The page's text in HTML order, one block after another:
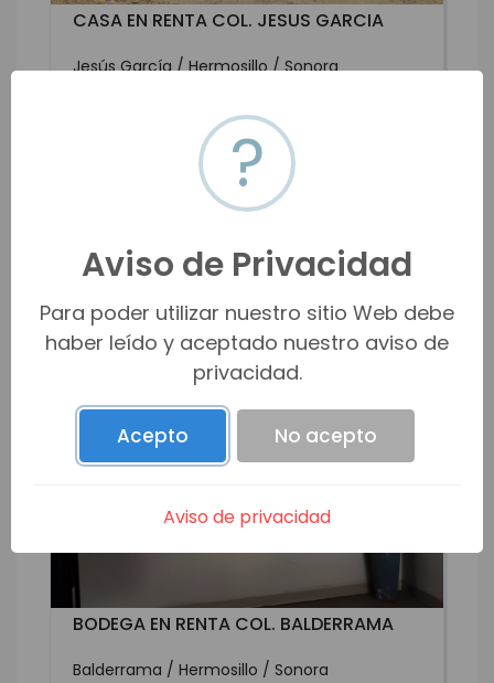
CASA EN RENTA COL. JESUS GARCIA
Jesús García / Hermosillo / Sonora
2
HMOR-18918
BODEGA EN RENTA COL. BALDERRAMA
Balderrama / Hermosillo / Sonora
?
Aviso de Privacidad
Para poder utilizar nuestro sitio Web debe
haber leído y aceptado nuestro aviso de
privacidad.
Acepto No acepto
Aviso de privacidad